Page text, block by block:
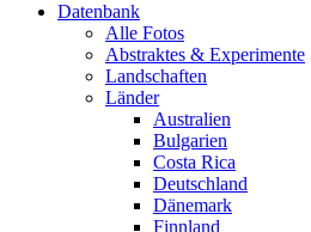
Datenbank
Alle Fotos
Abstraktes & Experimente
Landschaften
Länder
Australien
Bulgarien
Costa Rica
Deutschland
Dänemark
Finnland